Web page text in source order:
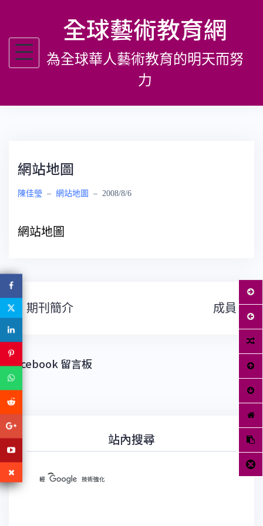
主
全球藝術教育網
為全球華人藝術教育的明天而努
力
網站地圖
陳佳瑩 – 網站地圖 – 2008/8/6
網站地圖
文
章
期刊簡介 成員
Facebook 留言板
站內搜尋